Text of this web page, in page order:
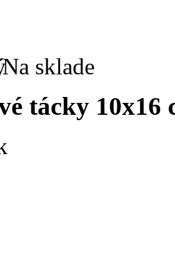
Na sklade
tácky 10x16